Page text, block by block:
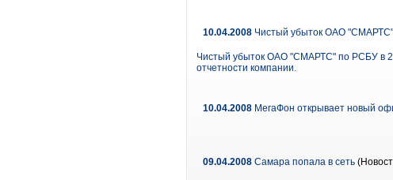
10.04.2008 Чистый убыток ОАО "СМАРТС"
Чистый убыток ОАО "СМАРТС" по РСБУ в
отчетности компании.
10.04.2008 МегаФон открывает новый
09.04.2008 Самара попала в сеть